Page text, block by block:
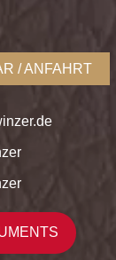
/ ANFAHRT